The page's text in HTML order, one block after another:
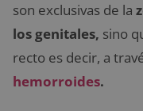
son exclusivas de la
los genitales, sino
recto es decir, a
hemorroides.